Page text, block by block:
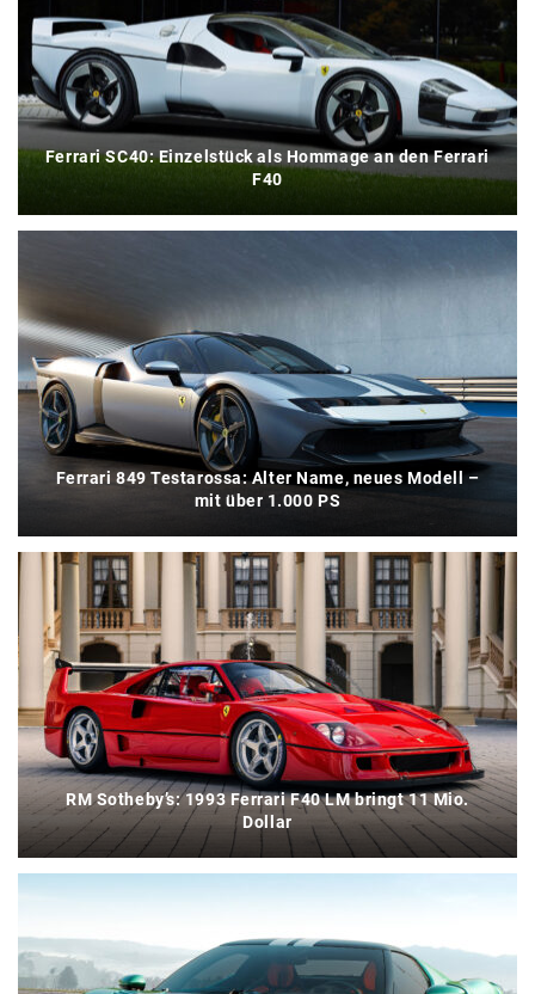
Ferrari SC40: Einzelstück als Hommage an den Ferrari
F40
Ferrari 849 Testarossa: Alter Name, neues Modell –
mit über 1.000 PS
RM Sotheby’s: 1993 Ferrari F40 LM bringt 11 Mio.
Dollar